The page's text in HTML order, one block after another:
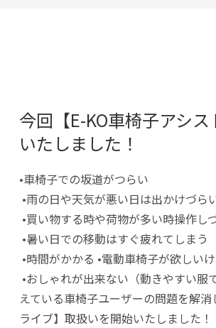
今回【E-KO車椅子アシ
いたしました！
•車椅子での坂道がつらい
•雨の日や天気が悪い日は出かけづら
•買い物する時や荷物が多い時操作し
•暑い日での移動はすぐ疲れてしまう
•時間がかかる •電動車椅子が欲しい
•おしゃれが出来ない（動きやすい
えている車椅子ユーザーの問題を解
ライブ】取扱いを開始いたしました！